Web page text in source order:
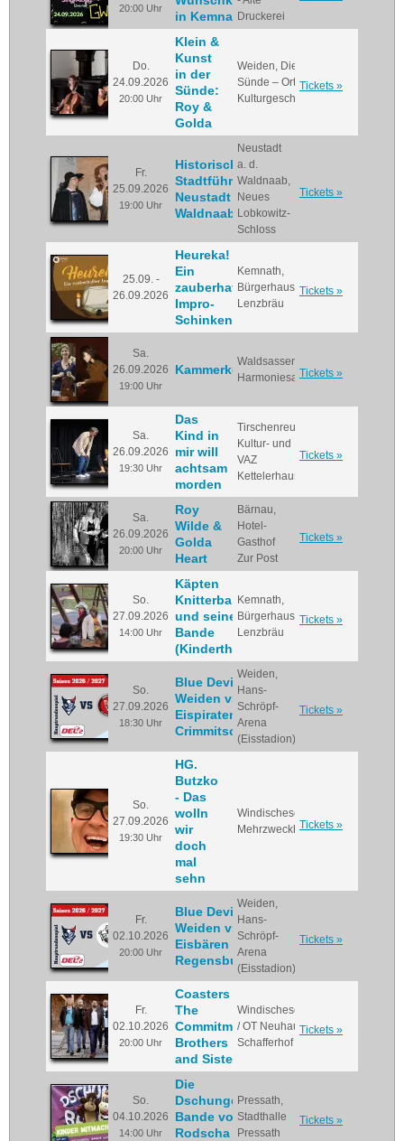
20:00 Uhr
in KemnathDruckerei
Do.
24.09.2026
20:00 Uhr
Klein &
Kunst
in der
Sünde:
Roy &
Golda
Weiden, Die
Sünde – Ort für
Kulturgeschehen
Tickets »
Fr.
25.09.2026
19:00 Uhr
Historische
Stadtführung
Neustadt a.d.
Waldnaab
Neustadt
a. d.
Waldnaab,
Neues
Lobkowitz-
Schloss
Tickets »
25.09. -
26.09.2026
Heureka!
Ein
zauberhafter
Impro-
Schinken
Kemnath,
Bürgerhaus
Lenzbräu
Tickets »
Sa.
26.09.2026
19:00 Uhr
Kammerkonzert
Waldsassen,
HarmoniesaalTickets »
Sa.
26.09.2026
19:30 Uhr
Das
Kind in
mir will
achtsam
morden
Tirschenreuth,
Kultur- und
VAZ
Kettelerhaus
Tickets »
Sa.
26.09.2026
20:00 Uhr
Roy
Wilde &
Golda
Heart
Bärnau,
Hotel-
Gasthof
Zur Post
Tickets »
So.
27.09.2026
14:00 Uhr
Käpten
Knitterbart
und seine
Bande
(Kindertheater)
Kemnath,
Bürgerhaus
Lenzbräu
Tickets »
So.
27.09.2026
18:30 Uhr
Blue Devils
Weiden vs.
Eispiraten
Crimmitschau
Weiden,
Hans-
Schröpf-
Arena
(Eisstadion)
Tickets »
So.
27.09.2026
19:30 Uhr
HG.
Butzko
- Das
wolln
wir
doch
mal
sehn
Windischeschenbach,
MehrzweckhalleTickets »
Fr.
02.10.2026
20:00 Uhr
Blue Devils
Weiden vs.
Eisbären
Regensburg
Weiden,
Hans-
Schröpf-
Arena
(Eisstadion)
Tickets »
Fr.
02.10.2026
20:00 Uhr
Coasters &
The
Commitment
Brothers
and Sisters
Windischeschenbach
/ OT Neuhaus,
Schafferhof
Tickets »
So.
04.10.2026
14:00 Uhr
Die
Dschungel
Bande von
Rodscha
Pressath,
Stadthalle
Pressath
Tickets »